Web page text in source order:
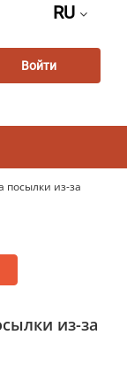
RU
Войти
посылки из-за
из-за